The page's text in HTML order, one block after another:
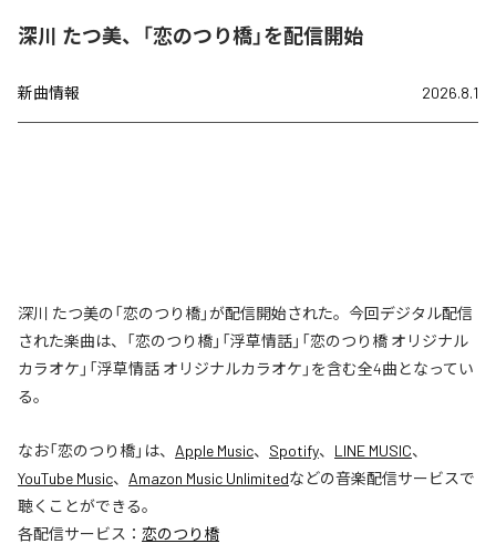
深川 たつ美、「恋のつり橋」を配信開始
新曲情報 2026.8.1
深川 たつ美の「恋のつり橋」が配信開始された。今回デジタル配信
された楽曲は、「恋のつり橋」「浮草情話」「恋のつり橋 オリジナル
カラオケ」「浮草情話 オリジナルカラオケ」を含む全4曲となってい
る。
なお「恋のつり橋」は、 Apple Music、 Spotify、 LINE MUSIC、
YouTube Music、 Amazon Music Unlimitedなどの音楽配信サービスで
聴くことができる。
各配信サービス： 恋のつり橋